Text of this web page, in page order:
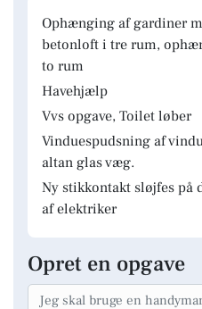
Ophænging af gardiner
betonloft i tre rum,
to rum
Havehjælp
Vvs opgave, Toilet løber
Vinduespudsning af
altan glas væg.
Ny stikkontakt sløjfes på
af elektriker
Opret en opgave